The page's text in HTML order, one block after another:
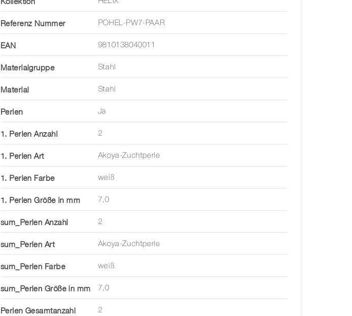
Referenz Nummer POHEL-PW7-PAAR
EAN 9810138040011
Materialgruppe Stahl
Material Stahl
Perlen Ja
1. Perlen Anzahl 2
1. Perlen Art Akoya-Zuchtperle
1. Perlen Farbe weiß
1. Perlen Größe in mm 7,0
sum_Perlen Anzahl 2
sum_Perlen Art Akoya-Zuchtperle
sum_Perlen Farbe weiß
sum_Perlen Größe in mm 7,0
Perlen Gesamtanzahl 2